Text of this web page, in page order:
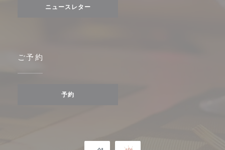
ニュースレター
ご予約
予約